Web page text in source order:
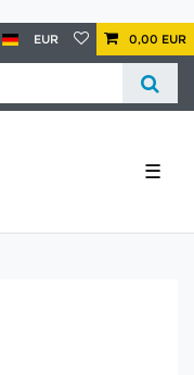
EUR 0,00 EUR
☰